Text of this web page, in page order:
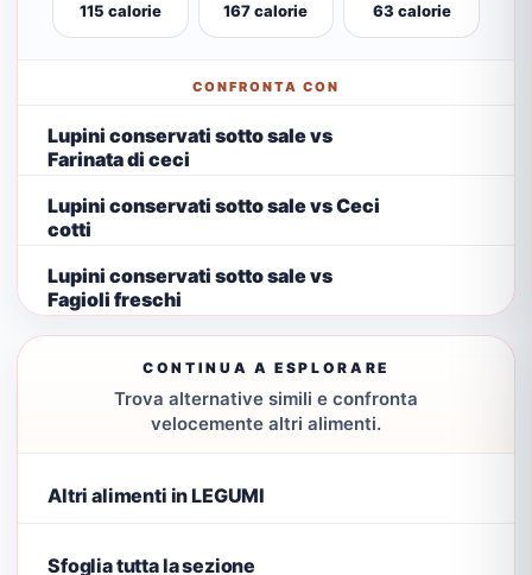
115 calorie 167 calorie 63 calorie
CONFRONTA CON
Lupini conservati sotto sale vs
Farinata di ceci
Lupini conservati sotto sale vs Ceci
cotti
Lupini conservati sotto sale vs
Fagioli freschi
CONTINUA A ESPLORARE
Trova alternative simili e confronta
velocemente altri alimenti.
Altri alimenti in LEGUMI
Sfoglia tutta la sezione